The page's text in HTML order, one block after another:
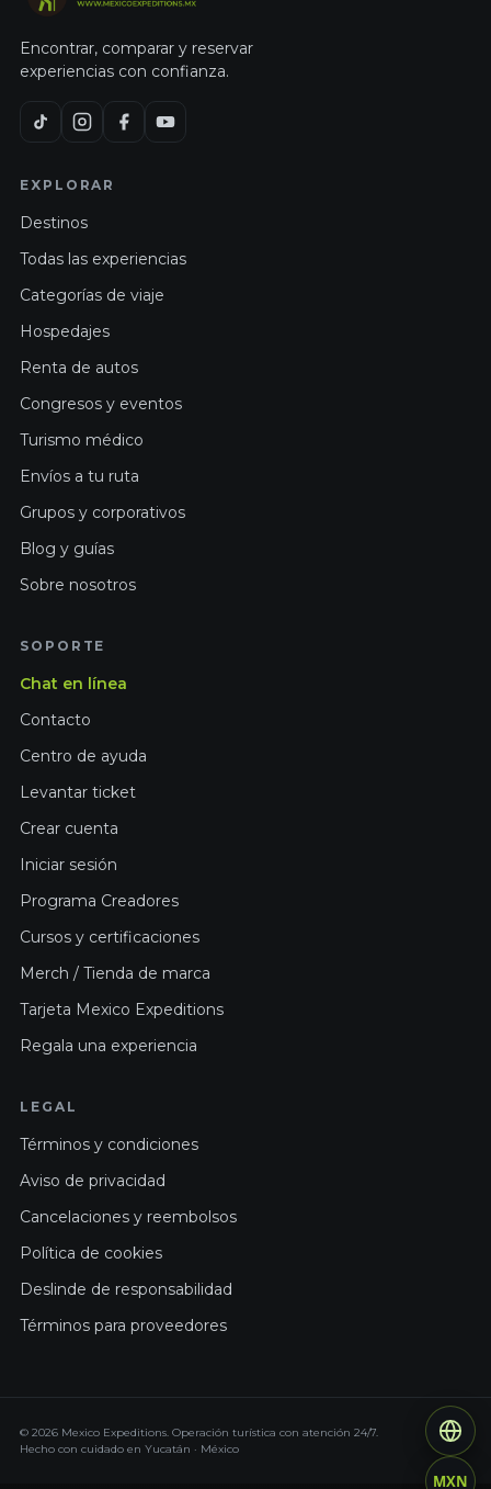
Encontrar, comparar y reservar
experiencias con confianza.
EXPLORAR
Destinos
Todas las experiencias
Categorías de viaje
Hospedajes
Renta de autos
Congresos y eventos
Turismo médico
Envíos a tu ruta
Grupos y corporativos
Blog y guías
Sobre nosotros
SOPORTE
Chat en línea
Contacto
Centro de ayuda
Levantar ticket
Crear cuenta
Iniciar sesión
Programa Creadores
Cursos y certificaciones
Merch / Tienda de marca
Tarjeta Mexico Expeditions
Regala una experiencia
LEGAL
Términos y condiciones
Aviso de privacidad
Cancelaciones y reembolsos
Política de cookies
Deslinde de responsabilidad
Términos para proveedores
© 2026 Mexico Expeditions. Operación turística con atención 24/7.
Hecho con cuidado en Yucatán · México
MXN